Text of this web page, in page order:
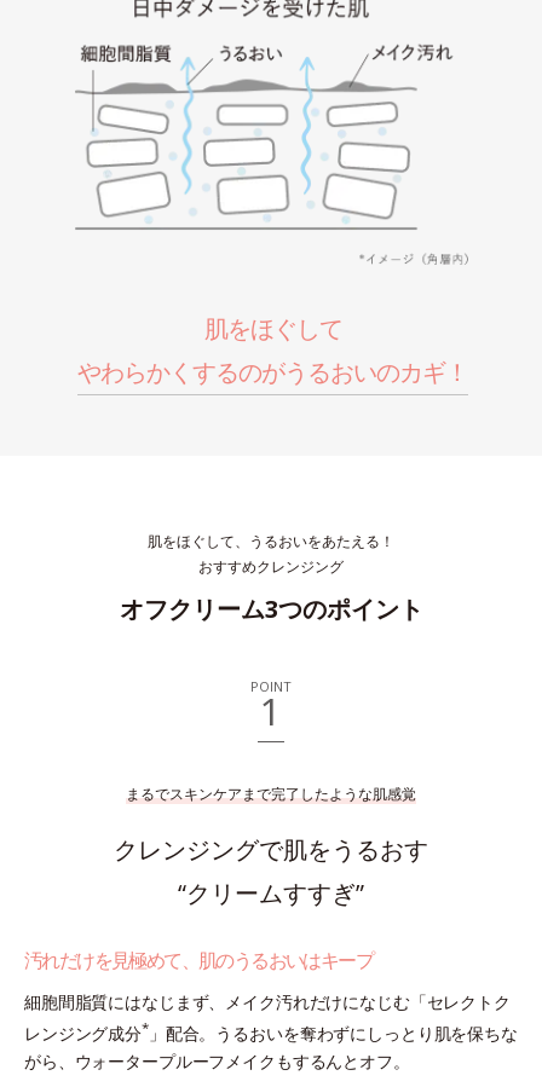
肌をほぐして
やわらかくするのがうるおいのカギ！
肌をほぐして、うるおいをあたえる！
おすすめクレンジング
オフクリーム3つのポイント
POINT
1
まるでスキンケアまで完了したような肌感覚
クレンジングで肌をうるおす
“クリームすすぎ”
汚れだけを見極めて、肌のうるおいはキープ
細胞間脂質にはなじまず、メイク汚れだけになじむ「セレクトク
レンジング成分*」配合。うるおいを奪わずにしっとり肌を保ちな
がら、ウォータープルーフメイクもするんとオフ。